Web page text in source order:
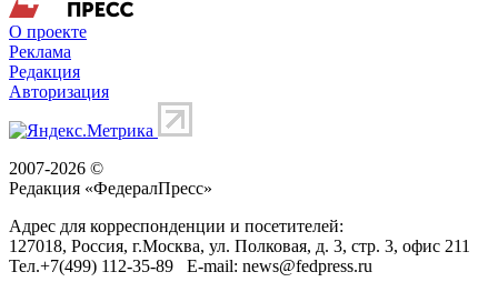
О проекте
Реклама
Редакция
Авторизация
2007-2026 ©
Редакция «ФедералПресс»
Адрес для корреспонденции и посетителей:
127018, Россия, г.Москва, ул. Полковая, д. 3, стр. 3, офис 211
Тел.+7(499) 112-35-89 E-mail: news@fedpress.ru